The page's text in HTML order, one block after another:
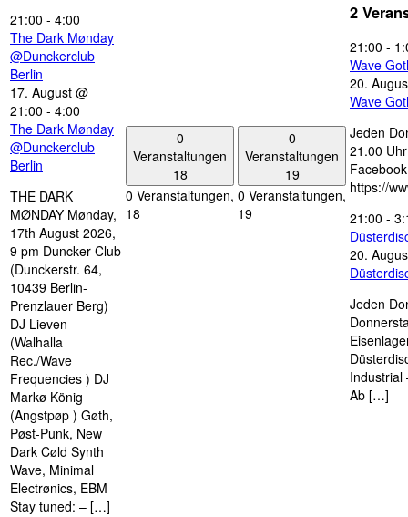
21:00 - 4:00
The Dark Mønday
@Dunckerclub
Berlin
17. August @
21:00 - 4:00
The Dark Mønday
@Dunckerclub
Berlin
THE DARK
MØNDAY Mønday,
17th August 2026,
9 pm Duncker Club
(Dunckerstr. 64,
10439 Berlin-
Prenzlauer Berg)
DJ Lieven
(Walhalla
Rec./Wave
Frequencies ) DJ
Markø König
(Angstpøp ) Gøth,
Pøst-Punk, New
Dark Cøld Synth
Wave, Minimal
Electrønics, EBM
Stay tuned: – […]
0
Veranstaltungen
18
0 Veranstaltungen,
18
0
Veranstaltungen
19
0 Veranstaltungen,
19
2
21:00 -
Wave
20.
Wave
Jeden
21.00
https://
21:00 -
20.
Jeden
Industrial
Ab […]